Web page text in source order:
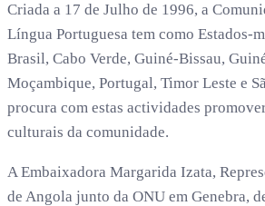
Criada a 17 de Julho de 1996, a
Língua Portuguesa tem como Estados-
Brasil, Cabo Verde, Guiné-Bissau,
Moçambique, Portugal, Timor Leste e
procura com estas actividades
culturais da comunidade.
A Embaixadora Margarida Izata,
de Angola junto da ONU em Genebra,